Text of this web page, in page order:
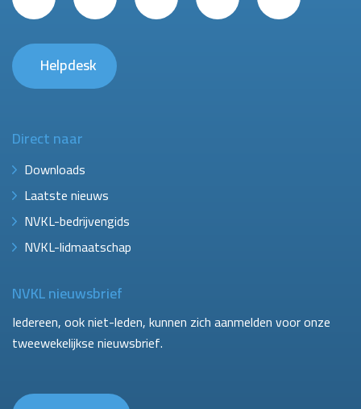
Helpdesk
Direct naar
Downloads
Laatste nieuws
NVKL-bedrijvengids
NVKL-lidmaatschap
NVKL nieuwsbrief
Iedereen, ook niet-leden, kunnen zich aanmelden voor onze
tweewekelijkse nieuwsbrief.